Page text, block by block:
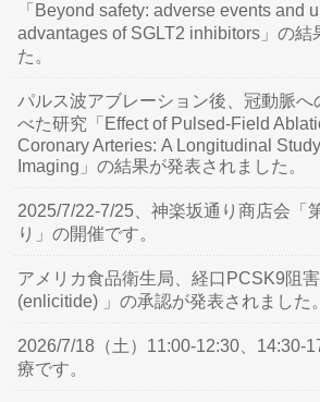
「Beyond safety: adverse events and
advantages of SGLT2 inhibitors」の結
た。
パルス波アブレーション後、冠動脈へ
べた研究「Effect of Pulsed-Field
Coronary Arteries: A Longitudinal
Imaging」の結果が発表されました。
2025/7/22-7/25、神楽坂通り商店会「
り」の開催です。
アメリカ食品衛生局、経口PCSK9阻
(enlicitide) 」の承認が発表されました。
2026/7/18（土）11:00-12:30、14:30-
療です。